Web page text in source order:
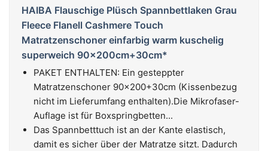
HAIBA Flauschige Plüsch Spannbettlaken Grau
Fleece Flanell Cashmere Touch
Matratzenschoner einfarbig warm kuschelig
superweich 90x200cm+30cm*
PAKET ENTHALTEN: Ein gesteppter
Matratzenschoner 90x200+30cm (Kissenbezug
nicht im Lieferumfang enthalten).Die Mikrofaser-
Auflage ist für Boxspringbetten...
Das Spannbetttuch ist an der Kante elastisch,
damit es sicher über der Matratze sitzt. Dadurch